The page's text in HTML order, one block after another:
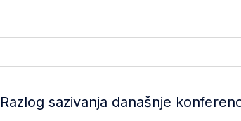
Razlog sazivanja današnje